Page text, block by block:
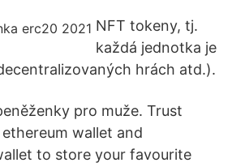
NFT tokeny, tj.
každá jednotka je
hrách atd.).
pro muže. Trust
wallet and
to store your favourite